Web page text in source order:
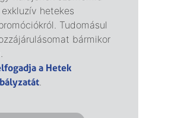
hetekes
Tudomásul
bármikor
a Hetek
.